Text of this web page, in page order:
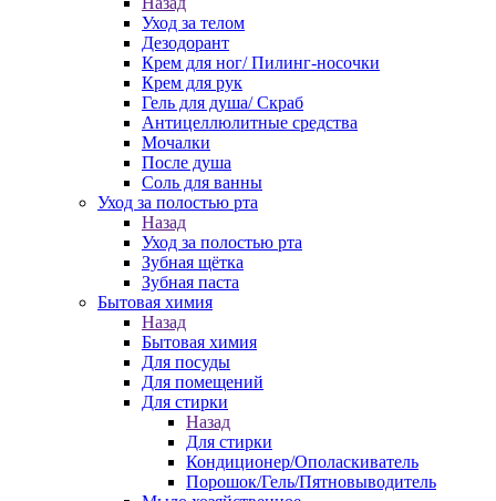
Уход за телом
Дезодорант
Крем для ног/ Пилинг-носочки
Крем для рук
Гель для душа/ Скраб
Антицеллюлитные средства
Мочалки
После душа
Соль для ванны
Уход за полостью рта
Назад
Уход за полостью рта
Зубная щётка
Зубная паста
Бытовая химия
Назад
Бытовая химия
Для посуды
Для помещений
Для стирки
Назад
Для стирки
Кондиционер/Ополаскиватель
Порошок/Гель/Пятновыводитель